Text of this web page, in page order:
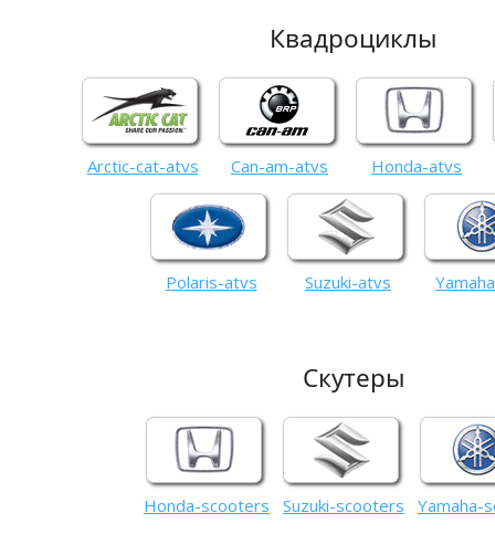
Квадроциклы
Arctic-cat-atvs Can-am-atvs Honda-atvs
Polaris-atvs Suzuki-atvs
Скутеры
Honda-scooters Suzuki-scooters Yamaha-